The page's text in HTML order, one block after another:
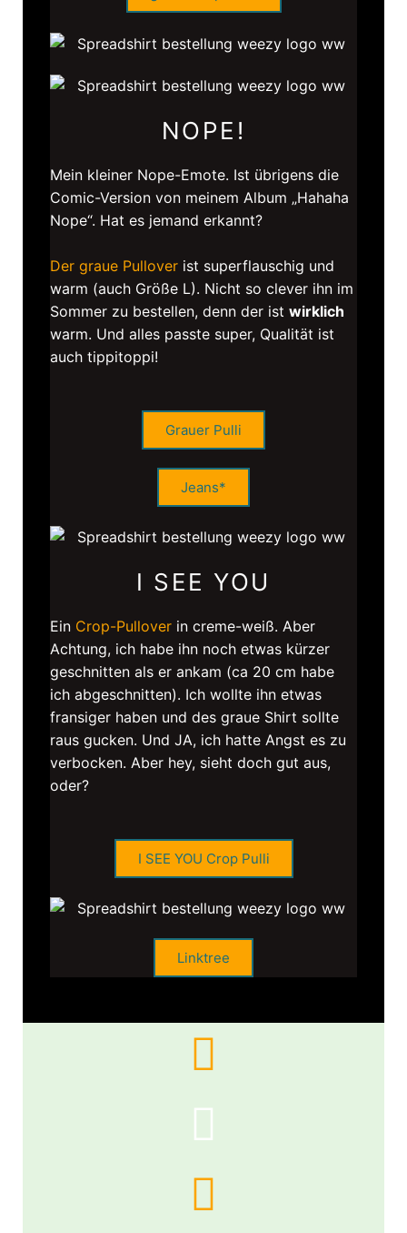
NOPE!
Mein kleiner Nope-Emote. Ist übrigens die
Comic-Version von meinem Album „Hahaha
Nope“. Hat es jemand erkannt?
Der graue Pulloverist superflauschig und
warm (auch Größe L). Nicht so clever ihn im
Sommer zu bestellen, denn der ist wirklich
warm. Und alles passte super, Qualität ist
auch tippitoppi!
Grauer Pulli
Jeans*
I SEE YOU
Ein Crop-Pulloverin creme-weiß. Aber
Achtung, ich habe ihn noch etwas kürzer
geschnitten als er ankam (ca 20 cm habe
ich abgeschnitten). Ich wollte ihn etwas
fransiger haben und des graue Shirt sollte
raus gucken. Und JA, ich hatte Angst es zu
verbocken. Aber hey, sieht doch gut aus,
oder?
I SEE YOU Crop Pulli
Linktree